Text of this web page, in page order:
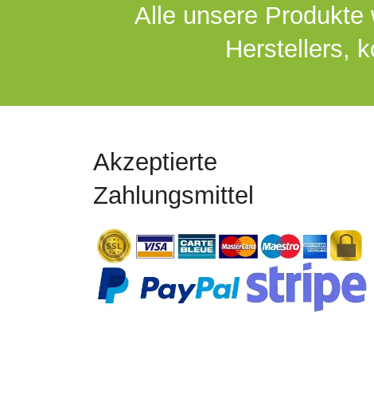
Alle unsere Produkte
Herstellers,
Akzeptierte
Zahlungsmittel